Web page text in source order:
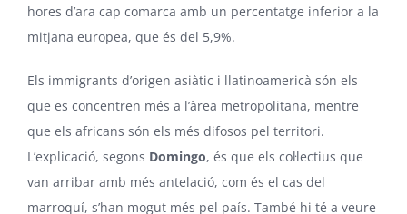
hores d’ara cap comarca amb un percentatge inferior a la
mitjana europea, que és del 5,9%.
Els immigrants d’origen asiàtic i llatinoamericà són els
que es concentren més a l’àrea metropolitana, mentre
que els africans són els més difosos pel territori.
L’explicació, segons Domingo, és que els col·lectius que
van arribar amb més antelació, com és el cas del
marroquí, s’han mogut més pel país. També hi té a veure